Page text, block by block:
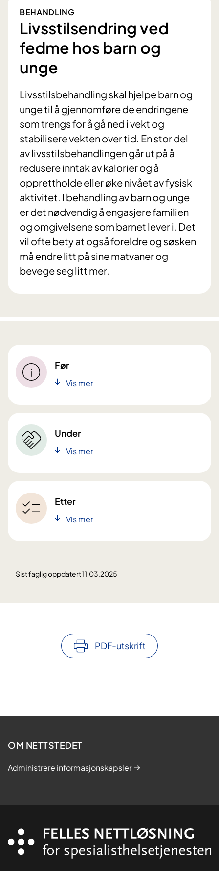
BEHANDLING
Livsstilsendring ved
fedme hos barn og
unge
Livsstilsbehandling skal hjelpe barn og
unge til å gjennomføre de endringene
som trengs for å gå ned i vekt og
stabilisere vekten over tid. En stor del
av livsstilsbehandlingen går ut på å
redusere inntak av kalorier og å
opprettholde eller øke nivået av fysisk
aktivitet. I behandling av barn og unge
er det nødvendig å engasjere familien
og omgivelsene som barnet lever i. Det
vil ofte bety at også foreldre og søsken
må endre litt på sine matvaner og
bevege seg litt mer.
Før
Vis mer
Under
Vis mer
Etter
Vis mer
Sist faglig oppdatert 11.03.2025
PDF-utskrift
OM NETTSTEDET
Administrere informasjonskapsler